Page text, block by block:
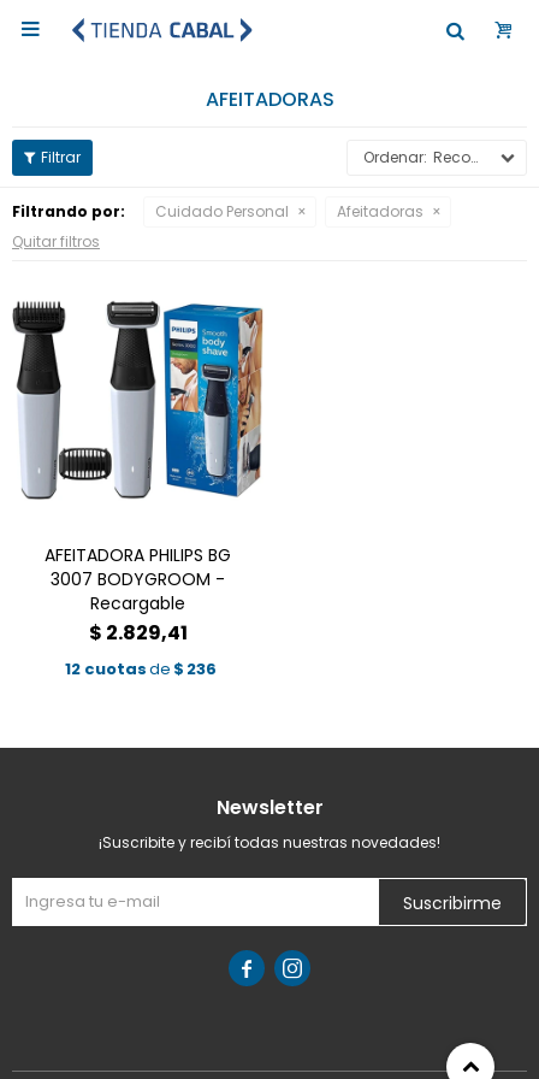

AFEITADORAS
Recomendados
Filtrando por: Cuidado Personal
Afeitadoras
Quitar filtros
AFEITADORA PHILIPS BG
3007 BODYGROOM -
Recargable
$ 2.829,41
12 cuotasde $ 236
Newsletter
¡Suscribite y recibí todas nuestras novedades!
Suscribirme
 